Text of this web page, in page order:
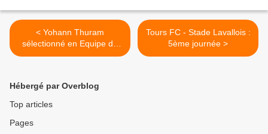
< Yohann Thuram
sélectionné en Equipe de
France Espoirs
Tours FC - Stade Lavallois :
5ème journée >
Hébergé par Overblog
Top articles
Pages